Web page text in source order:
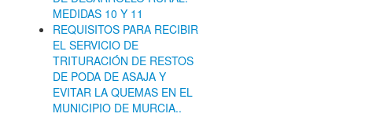
MEDIDAS 10 Y 11
REQUISITOS PARA RECIBIR
EL SERVICIO DE
TRITURACIÓN DE RESTOS
DE PODA DE ASAJA Y
EVITAR LA QUEMAS EN EL
MUNICIPIO DE MURCIA..